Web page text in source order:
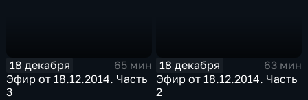
18 декабря
65 мин
Эфир от 18.12.2014. Часть
3
18 декабря
63 мин
Эфир от 18.12.2014. Часть
2